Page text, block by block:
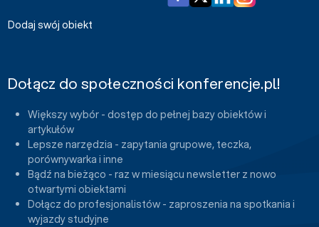
Dodaj swój obiekt
Dołącz do społeczności konferencje.pl!
Większy wybór - dostęp do pełnej bazy obiektów i
artykułów
Lepsze narzędzia - zapytania grupowe, teczka,
porównywarka i inne
Bądź na bieżąco - raz w miesiącu newsletter z nowo
otwartymi obiektami
Dołącz do profesjonalistów - zaproszenia na spotkania i
wyjazdy studyjne